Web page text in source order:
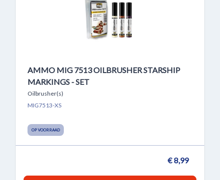
AMMO MIG 7513 OILBRUSHER STARSHIP
MARKINGS - SET
Oilbrusher(s)
MIG7513-XS
OP VOORRAAD
€ 8,99